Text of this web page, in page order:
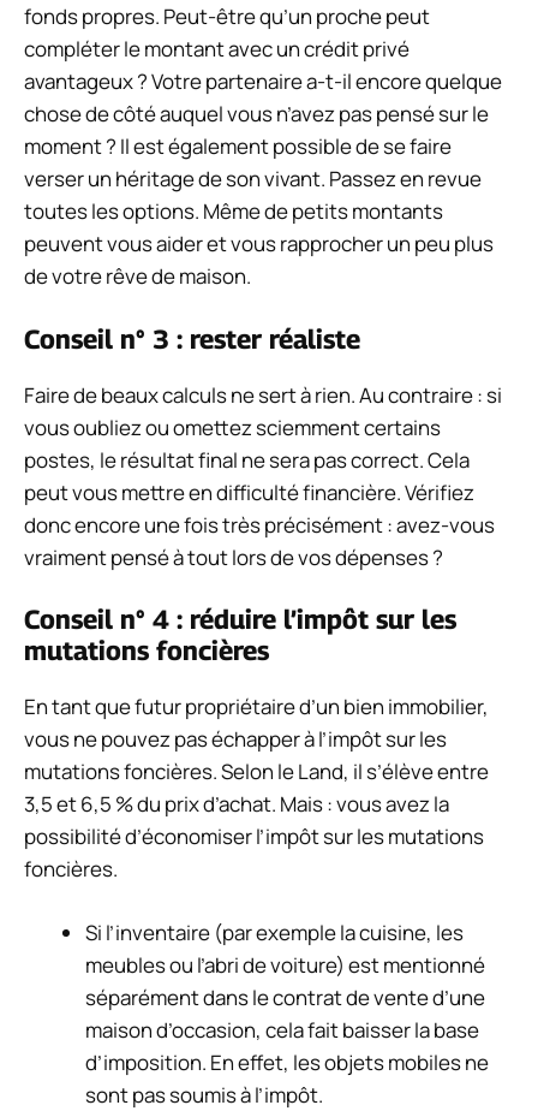
fonds propres. Peut-être qu’un proche peut
compléter le montant avec un crédit privé
avantageux ? Votre partenaire a-t-il encore quelque
chose de côté auquel vous n’avez pas pensé sur le
moment ? Il est également possible de se faire
verser un héritage de son vivant. Passez en revue
toutes les options. Même de petits montants
peuvent vous aider et vous rapprocher un peu plus
de votre rêve de maison.
Conseil n° 3 : rester réaliste
Faire de beaux calculs ne sert à rien. Au contraire : si
vous oubliez ou omettez sciemment certains
postes, le résultat final ne sera pas correct. Cela
peut vous mettre en difficulté financière. Vérifiez
donc encore une fois très précisément : avez-vous
vraiment pensé à tout lors de vos dépenses ?
Conseil n° 4 : réduire l’impôt sur les
mutations foncières
En tant que futur propriétaire d’un bien immobilier,
vous ne pouvez pas échapper à l’impôt sur les
mutations foncières. Selon le Land, il s’élève entre
3,5 et 6,5 % du prix d’achat. Mais : vous avez la
possibilité d’économiser l’impôt sur les mutations
foncières.
Si l’inventaire (par exemple la cuisine, les
meubles ou l’abri de voiture) est mentionné
séparément dans le contrat de vente d’une
maison d’occasion, cela fait baisser la base
d’imposition. En effet, les objets mobiles ne
sont pas soumis à l’impôt.